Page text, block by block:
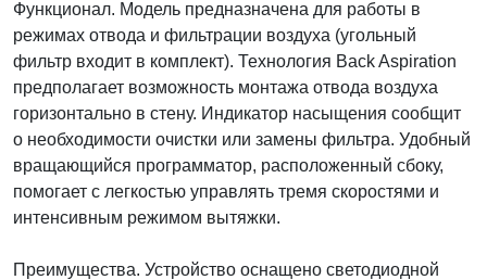
Функционал. Модель предназначена для работы в
режимах отвода и фильтрации воздуха (угольный
фильтр входит в комплект). Технология Back Aspiration
предполагает возможность монтажа отвода воздуха
горизонтально в стену. Индикатор насыщения сообщит
о необходимости очистки или замены фильтра. Удобный
вращающийся программатор, расположенный сбоку,
помогает с легкостью управлять тремя скоростями и
интенсивным режимом вытяжки.
Преимущества. Устройство оснащено светодиодной